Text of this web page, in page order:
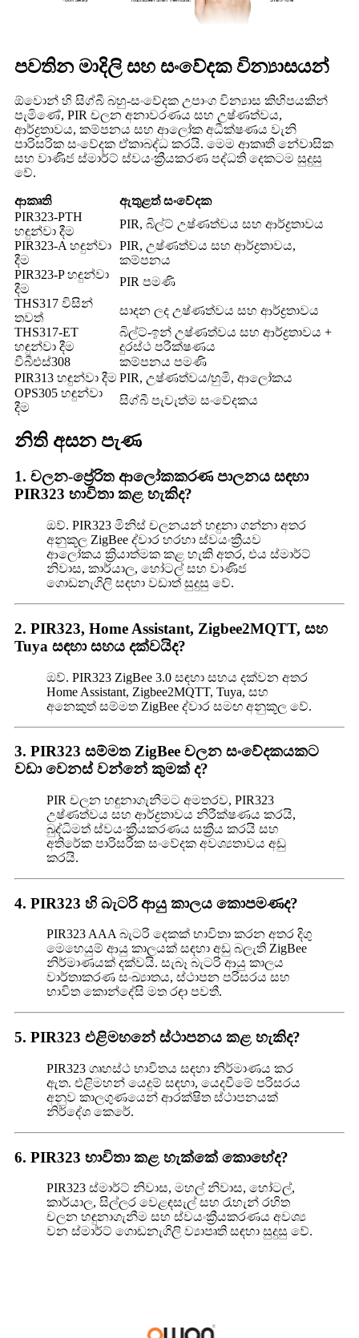
පවතින මාදිලි සහ සංවේදක වින්‍යාසයන්
ඕවොන් හි සිග්බී බහු-සංවේදක උපාංග වින්‍යාස කිහිපයකින්
පැමිණේ, PIR චලන අනාවරණය සහ උෂ්ණත්වය,
ආර්ද්‍රතාවය, කම්පනය සහ ආලෝක අධීක්ෂණය වැනි
පාරිසරික සංවේදක ඒකාබද්ධ කරයි. මෙම ආකෘති නේවාසික
සහ වාණිජ ස්මාර්ට් ස්වයංක්‍රීයකරණ පද්ධති දෙකටම සුදුසු
වේ.
ආකෘති
ඇතුළත් සංවේදක
PIR323-PTH
හඳුන්වා දීම
PIR, බිල්ට් උෂ්ණත්වය සහ ආර්ද්‍රතාවය
PIR323-A හඳුන්වා
දීම
PIR, උෂ්ණත්වය සහ ආර්ද්‍රතාවය,
කම්පනය
PIR323-P හඳුන්වා
දීම
PIR පමණි
THS317 විසින්
තවත්
සාදන ලද උෂ්ණත්වය සහ ආර්ද්‍රතාවය
THS317-ET
හඳුන්වා දීම
බිල්ට්-ඉන් උෂ්ණත්වය සහ ආර්ද්‍රතාවය +
දුරස්ථ පරීක්ෂණය
වීබීඑස්308
කම්පනය පමණි
PIR313 හඳුන්වා දීම PIR, උෂ්ණත්වය/හුමි, ආලෝකය
OPS305 හඳුන්වා
දීම
සිග්බී පැවැත්ම සංවේදකය
නිති අසන පැණ
1. චලන-ප්‍රේරිත ආලෝකකරණ පාලනය සඳහා
PIR323 භාවිතා කළ හැකිද?
ඔව්. PIR323 මිනිස් චලනයන් හඳුනා ගන්නා අතර
අනුකූල ZigBee ද්වාර හරහා ස්වයංක්‍රීයව
ආලෝකය ක්‍රියාත්මක කළ හැකි අතර, එය ස්මාර්ට්
නිවාස, කාර්යාල, හෝටල් සහ වාණිජ
ගොඩනැගිලි සඳහා වඩාත් සුදුසු වේ.
2. PIR323, Home Assistant, Zigbee2MQTT, සහ
Tuya සඳහා සහය දක්වයිද?
ඔව්. PIR323 ZigBee 3.0 සඳහා සහය දක්වන අතර
Home Assistant, Zigbee2MQTT, Tuya, සහ
අනෙකුත් සම්මත ZigBee ද්වාර සමඟ අනුකූල වේ.
3. PIR323 සම්මත ZigBee චලන සංවේදකයකට
වඩා වෙනස් වන්නේ කුමක් ද?
PIR චලන හඳුනාගැනීමට අමතරව, PIR323
උෂ්ණත්වය සහ ආර්ද්‍රතාවය නිරීක්ෂණය කරයි,
බුද්ධිමත් ස්වයංක්‍රීයකරණය සක්‍රීය කරයි සහ
අතිරේක පාරිසරික සංවේදක අවශ්‍යතාවය අඩු
කරයි.
4. PIR323 හි බැටරි ආයු කාලය කොපමණද?
PIR323 AAA බැටරි දෙකක් භාවිතා කරන අතර දිගු
මෙහෙයුම් ආයු කාලයක් සඳහා අඩු බලැති ZigBee
නිර්මාණයක් දක්වයි. සැබෑ බැටරි ආයු කාලය
වාර්තාකරණ සංඛ්‍යාතය, ස්ථාපන පරිසරය සහ
භාවිත කොන්දේසි මත රඳා පවතී.
5. PIR323 එළිමහනේ ස්ථාපනය කළ හැකිද?
PIR323 ගෘහස්ථ භාවිතය සඳහා නිර්මාණය කර
ඇත. එළිමහන් යෙදුම් සඳහා, යෙදවීමේ පරිසරය
අනුව කාලගුණයෙන් ආරක්ෂිත ස්ථාපනයක්
නිර්දේශ කෙරේ.
6. PIR323 භාවිතා කළ හැක්කේ කොහේද?
PIR323 ස්මාර්ට් නිවාස, මහල් නිවාස, හෝටල්,
කාර්යාල, සිල්ලර වෙළඳසැල් සහ රැහැන් රහිත
චලන හඳුනාගැනීම සහ ස්වයංක්‍රීයකරණය අවශ්‍ය
වන ස්මාර්ට් ගොඩනැගිලි ව්‍යාපෘති සඳහා සුදුසු වේ.